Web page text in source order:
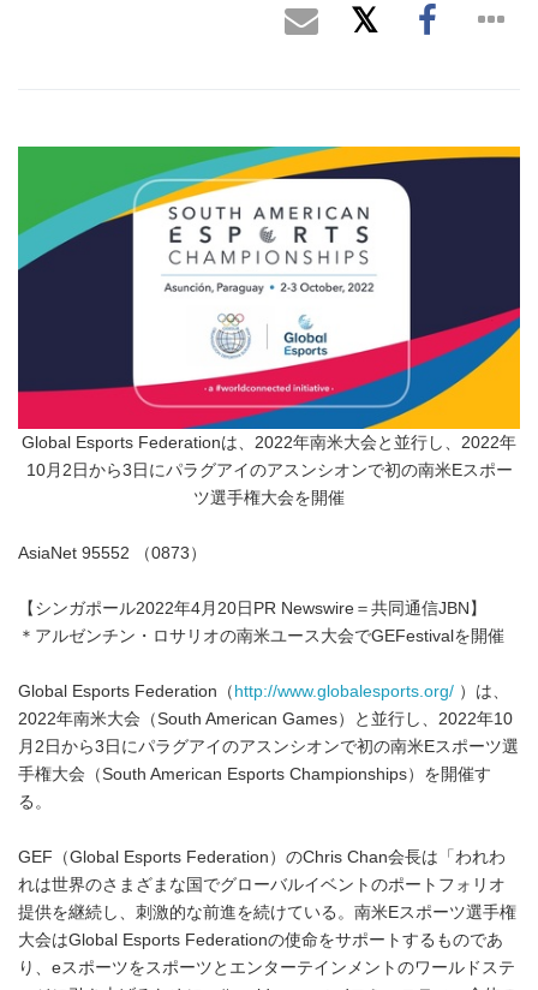
Global Esports Federationは、2022年南米大会と並行し、2022年
10月2日から3日にパラグアイのアスンシオンで初の南米Eスポー
ツ選手権大会を開催
AsiaNet 95552 （0873）
【シンガポール2022年4月20日PR Newswire＝共同通信JBN】
＊アルゼンチン・ロサリオの南米ユース大会でGEFestivalを開催
Global Esports Federation（ http://www.globalesports.org/ ）は、
2022年南米大会（South American Games）と並行し、2022年10
月2日から3日にパラグアイのアスンシオンで初の南米Eスポーツ選
手権大会（South American Esports Championships）を開催す
る。
GEF（Global Esports Federation）のChris Chan会長は「われわ
れは世界のさまざまな国でグローバルイベントのポートフォリオ
提供を継続し、刺激的な前進を続けている。南米Eスポーツ選手権
大会はGlobal Esports Federationの使命をサポートするものであ
り、eスポーツをスポーツとエンターテインメントのワールドステ